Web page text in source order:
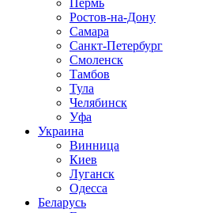
Ростов-на-Дону
Самара
Санкт-Петербург
Смоленск
Тамбов
Тула
Челябинск
Уфа
Украина
Винница
Киев
Луганск
Одесса
Беларусь